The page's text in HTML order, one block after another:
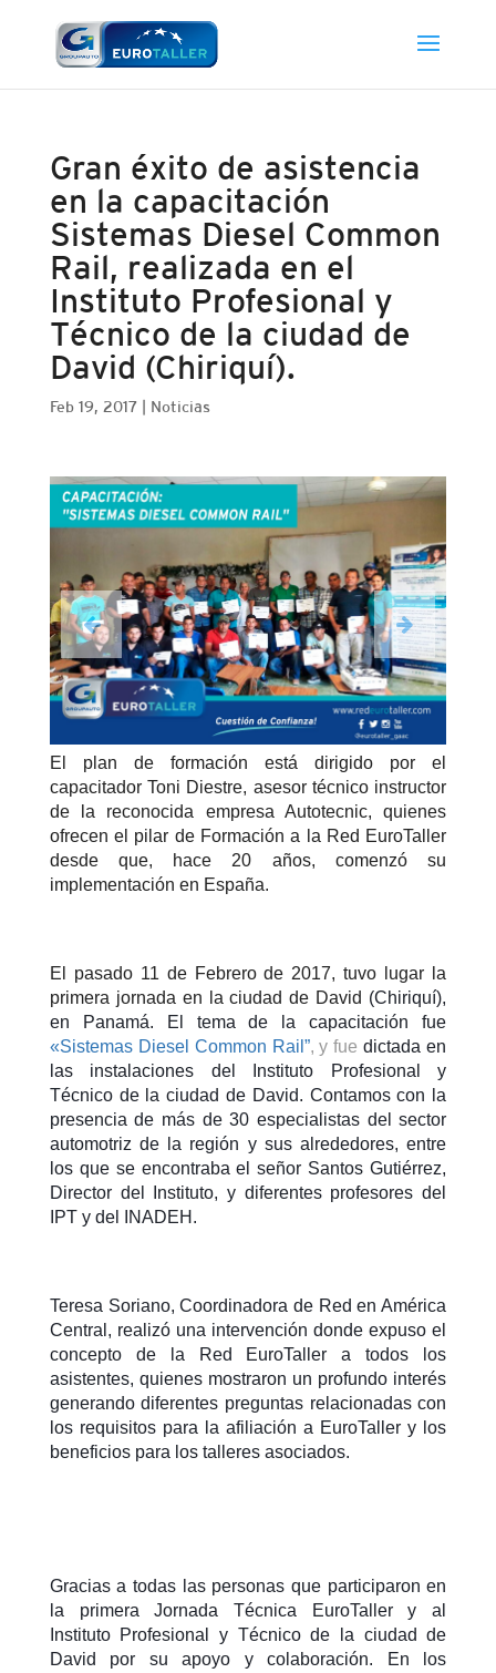
Gran éxito de asistencia
en la capacitación
Sistemas Diesel Common
Rail, realizada en el
Instituto Profesional y
Técnico de la ciudad de
David (Chiriquí).
Feb 19, 2017| Noticias
El plan de formación está dirigido por el
capacitador Toni Diestre, asesor técnico instructor
de la reconocida empresa Autotecnic, quienes
ofrecen el pilar de Formación a la Red EuroTaller
desde que, hace 20 años, comenzó su
implementación en España.
El pasado 11 de Febrero de 2017, tuvo lugar la
primera jornada en la ciudad de David (Chiriquí),
en Panamá. El tema de la capacitación fue
«Sistemas Diesel Common Rail”, y fuedictada en
las instalaciones del Instituto Profesional y
Técnico de la ciudad de David. Contamos con la
presencia de más de 30 especialistas del sector
automotriz de la región y sus alrededores, entre
los que se encontraba el señor Santos Gutiérrez,
Director del Instituto, y diferentes profesores del
IPT y del INADEH.
Teresa Soriano, Coordinadora de Red en América
Central, realizó una intervención donde expuso el
concepto de la Red EuroTaller a todos los
asistentes, quienes mostraron un profundo interés
generando diferentes preguntas relacionadas con
los requisitos para la afiliación a EuroTaller y los
beneficios para los talleres asociados.
Gracias a todas las personas que participaron en
la primera Jornada Técnica EuroTaller y al
Instituto Profesional y Técnico de la ciudad de
David por su apoyo y colaboración. En los